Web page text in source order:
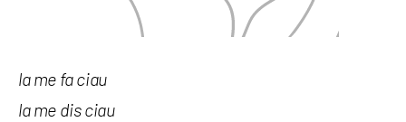
la me fa ciau
la me dis ciau